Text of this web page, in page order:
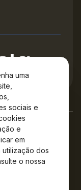
uma
sociais e
e
em
dos
o nossa
Todos os direitos